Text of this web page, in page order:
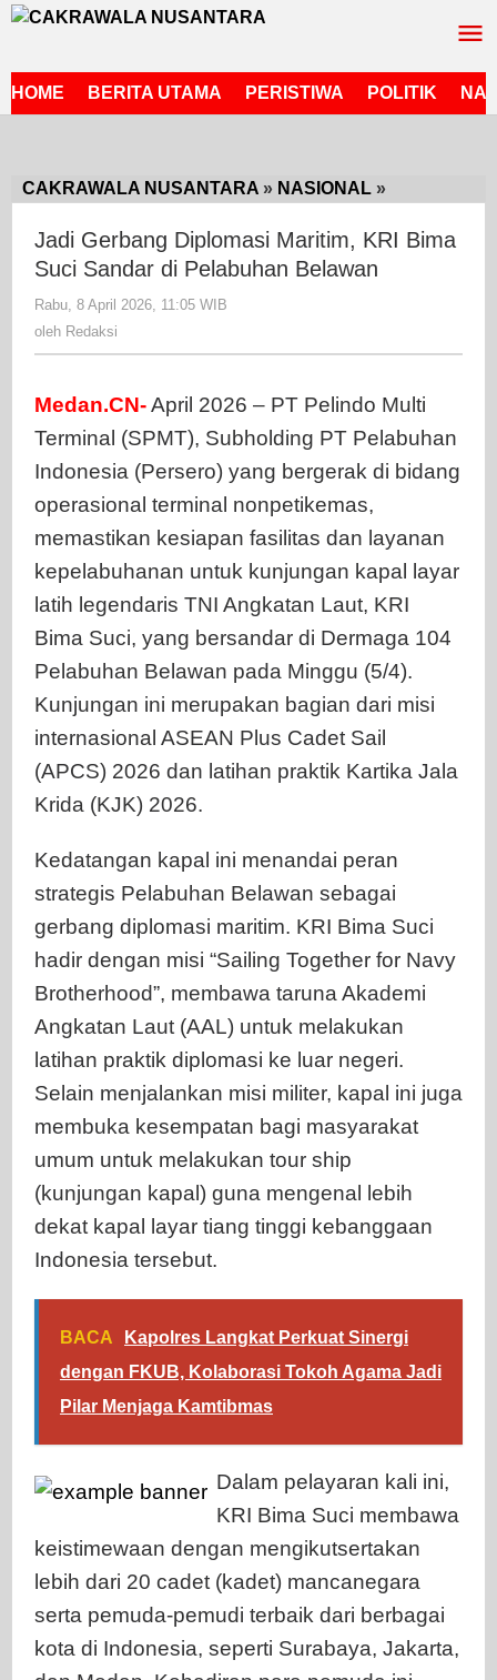
Lewati
HOME
BERITA UTAMA PERISTIWA POLITIK
CAKRAWALA NUSANTARA » NASIONAL »
Diplomasi
di
Pelabuhan
Jadi Gerbang Diplomasi Maritim, KRI Bima
Suci Sandar di Pelabuhan Belawan
Rabu, 8 April 2026, 11:05 WIB
oleh Redaksi
Medan.CN-April 2026 – PT Pelindo Multi
Terminal (SPMT), Subholding PT Pelabuhan
Indonesia (Persero) yang bergerak di bidang
operasional terminal nonpetikemas,
memastikan kesiapan fasilitas dan layanan
kepelabuhanan untuk kunjungan kapal layar
latih legendaris TNI Angkatan Laut, KRI
Bima Suci, yang bersandar di Dermaga 104
Pelabuhan Belawan pada Minggu (5/4).
Kunjungan ini merupakan bagian dari misi
internasional ASEAN Plus Cadet Sail
(APCS) 2026 dan latihan praktik Kartika Jala
Krida (KJK) 2026.
Kedatangan kapal ini menandai peran
strategis Pelabuhan Belawan sebagai
gerbang diplomasi maritim. KRI Bima Suci
hadir dengan misi “Sailing Together for Navy
Brotherhood”, membawa taruna Akademi
Angkatan Laut (AAL) untuk melakukan
latihan praktik diplomasi ke luar negeri.
Selain menjalankan misi militer, kapal ini juga
membuka kesempatan bagi masyarakat
umum untuk melakukan tour ship
(kunjungan kapal) guna mengenal lebih
dekat kapal layar tiang tinggi kebanggaan
Indonesia tersebut.
BACA
Kapolres Langkat Perkuat Sinergi
dengan FKUB, Kolaborasi Tokoh Agama Jadi
Pilar Menjaga Kamtibmas
Dalam pelayaran kali ini,
KRI Bima Suci membawa
keistimewaan dengan mengikutsertakan
lebih dari 20 cadet (kadet) mancanegara
serta pemuda-pemudi terbaik dari berbagai
kota di Indonesia, seperti Surabaya, Jakarta,